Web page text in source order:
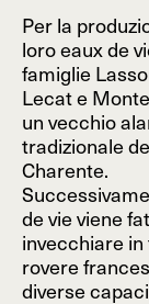
Per la
loro eaux de
famiglie
Lecat e
un vecchio
tradizionale
Charente.
de vie viene
invecchiare in
rovere
diverse